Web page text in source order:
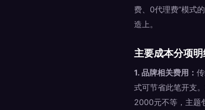
费、0代理费”模式
造上。
主要成本分项明
1. 品牌相关费用：
式可节省此笔开支。
2000元不等，主题